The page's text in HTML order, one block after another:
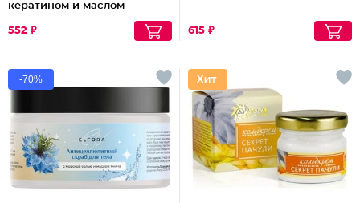
кератином и маслом
552 ₽
615 ₽
-70%